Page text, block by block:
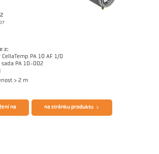
z:
PA 10 AF 1/D
PA 10-002
> 2 m
na na stránku produktu